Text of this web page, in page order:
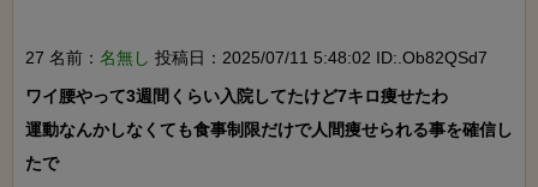
27 名前： 名無し 投稿日：2025/07/11 5:48:02 ID:.Ob82QSd7
ワイ腰やって3週間くらい入院してたけど7キロ痩せたわ
運動なんかしなくても食事制限だけで人間痩せられる事を確信し
たで